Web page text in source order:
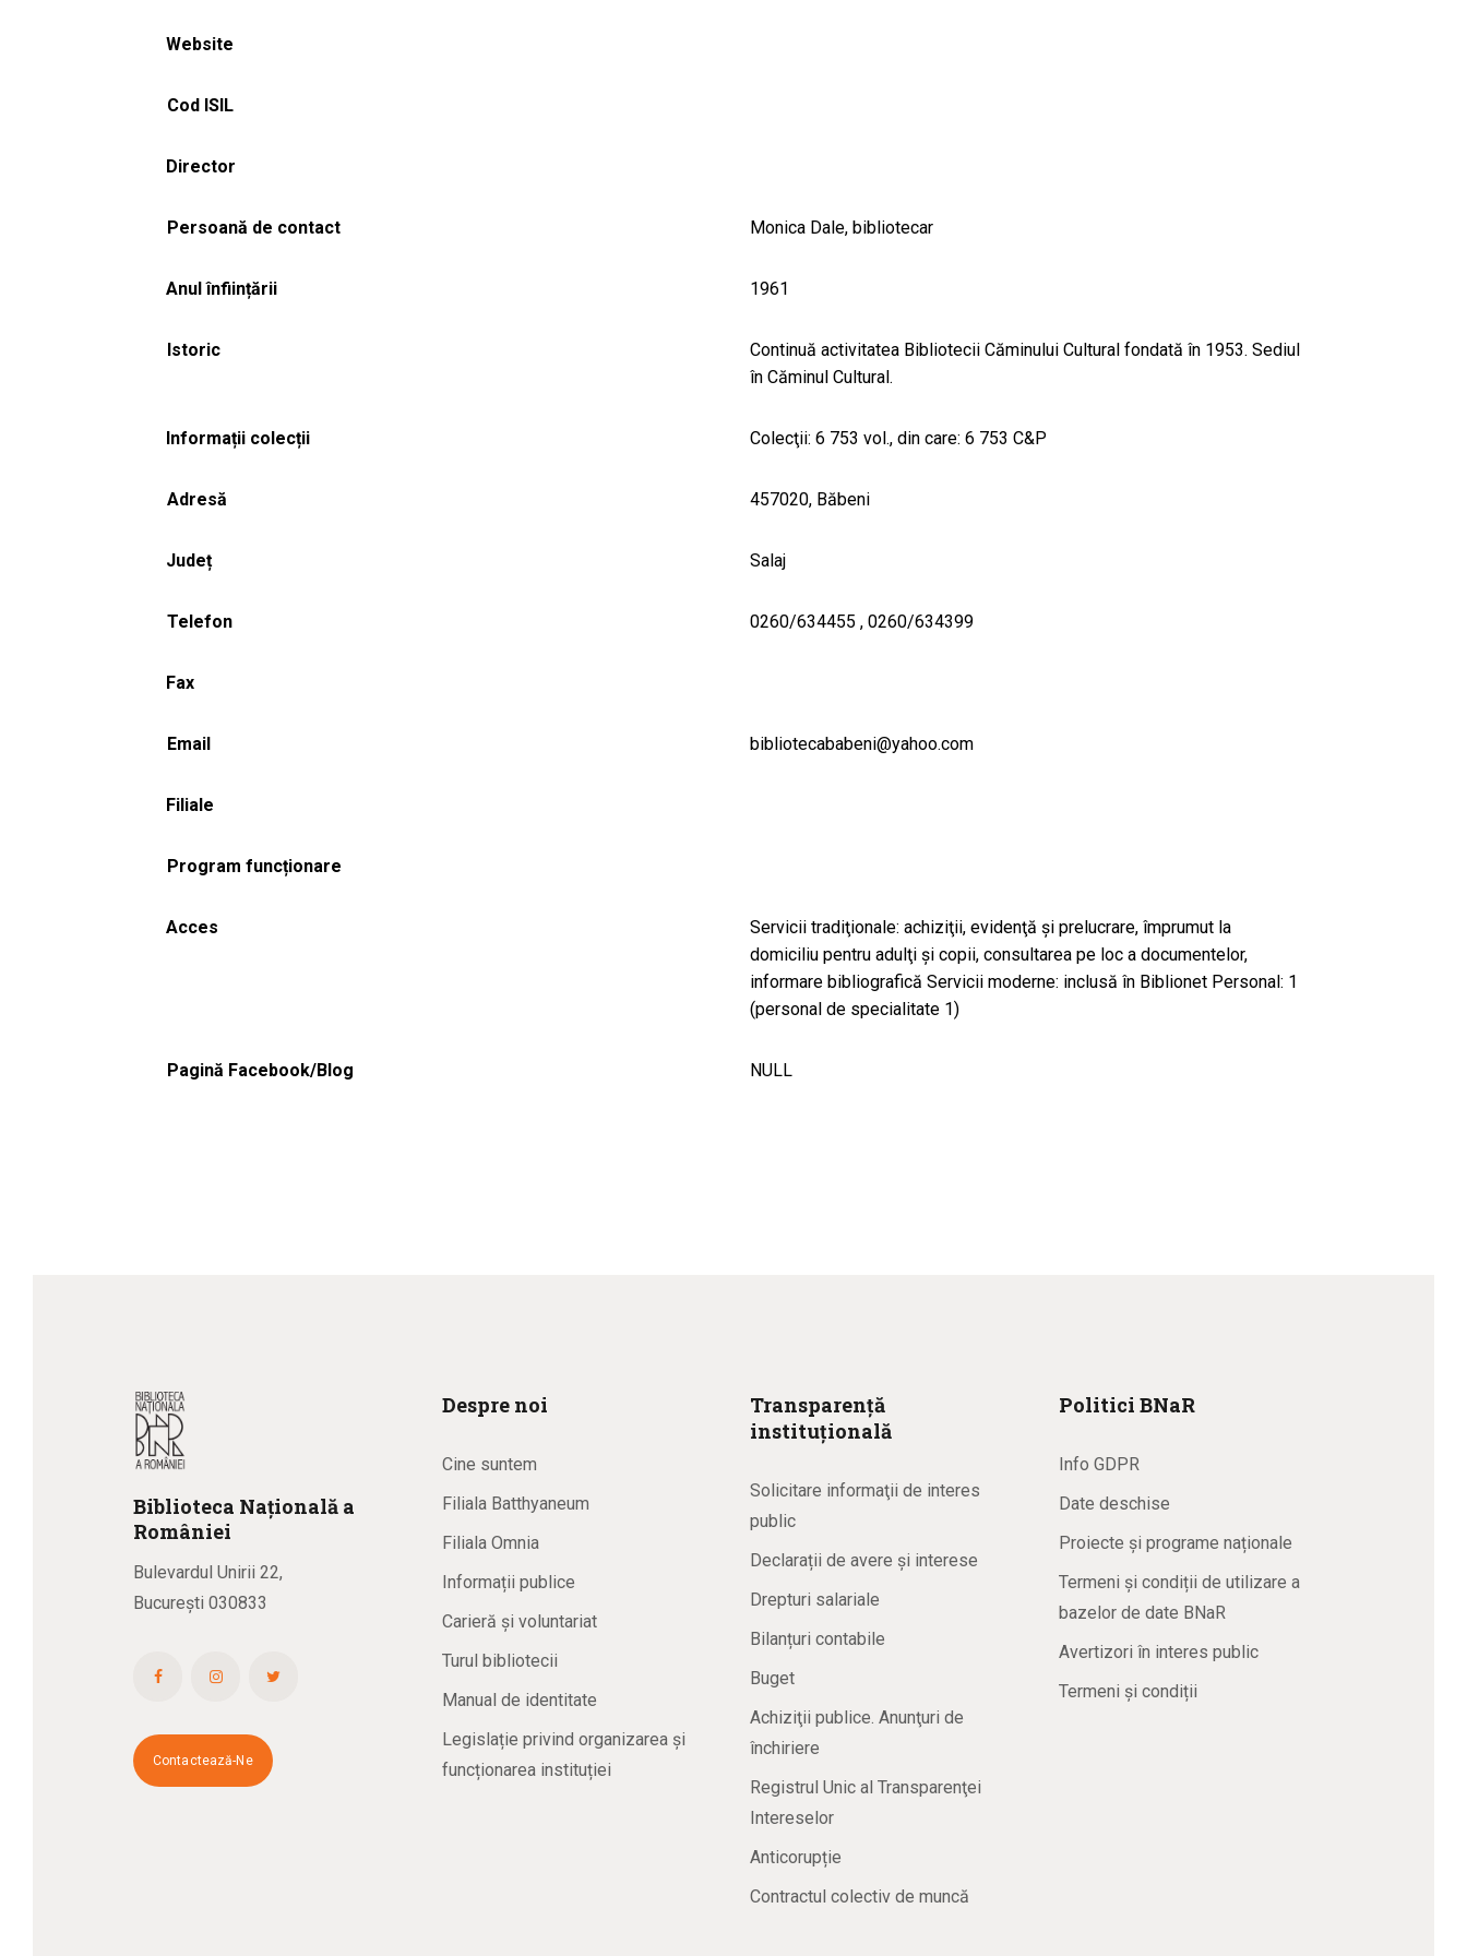
Website
Cod ISIL
Director
Persoană de contact Monica Dale, bibliotecar
Anul înființării 1961
Istoric
Continuă activitatea Bibliotecii Căminului Cultural fondată în 1953. Sediul
în Căminul Cultural.
Informații colecții Colecţii: 6 753 vol., din care: 6 753 C&P
Adresă 457020, Băbeni
Județ Salaj
Telefon 0260/634455 , 0260/634399
Fax
Email bibliotecababeni@yahoo.com
Filiale
Program funcționare
Acces
Servicii tradiţionale: achiziţii, evidenţă şi prelucrare, împrumut la
domiciliu pentru adulţi şi copii, consultarea pe loc a documentelor,
informare bibliografică Servicii moderne: inclusă în Biblionet Personal: 1
(personal de specialitate 1)
Pagină Facebook/Blog NULL
Biblioteca Națională a
României
Bulevardul Unirii 22,
București 030833
Contactează-Ne
Despre noi
Cine suntem
Filiala Batthyaneum
Filiala Omnia
Informații publice
Carieră și voluntariat
Turul bibliotecii
Manual de identitate
Legislație privind organizarea și
funcționarea instituției
Transparență
instituțională
Solicitare informaţii de interes
public
Declarații de avere și interese
Drepturi salariale
Bilanțuri contabile
Buget
Achiziţii publice. Anunţuri de
închiriere
Registrul Unic al Transparenţei
Intereselor
Anticorupție
Contractul colectiv de muncă
Politici BNaR
Info GDPR
Date deschise
Proiecte și programe naționale
Termeni și condiții de utilizare a
bazelor de date BNaR
Avertizori în interes public
Termeni și condiții